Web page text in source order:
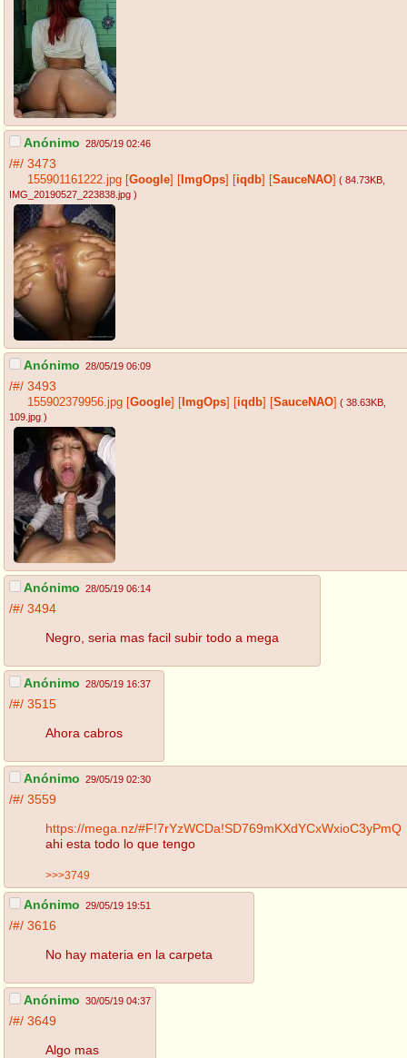
Anónimo 28/05/19 02:46
/#/ 3473
155901161222.jpg [Google] [ ImgOps] [iqdb] [SauceNAO] ( 84.73KB
IMG_20190527_223838.jpg )
Anónimo 28/05/19 06:09
/#/ 3493
155902379956.jpg [Google] [ ImgOps] [iqdb] [SauceNAO] ( 38.63KB
109.jpg )
Anónimo 28/05/19 06:14
/#/ 3494
Negro, seria mas facil subir todo a mega
Anónimo 28/05/19 16:37
/#/ 3515
Ahora cabros
Anónimo 29/05/19 02:30
/#/ 3559
https://mega.nz/#F!7rYzWCDa!SD769mKXdYCxWxioC3yPmQ
ahi esta todo lo que tengo
>>>3749
Anónimo 29/05/19 19:51
/#/ 3616
No hay materia en la carpeta
Anónimo 30/05/19 04:37
/#/ 3649
Algo mas